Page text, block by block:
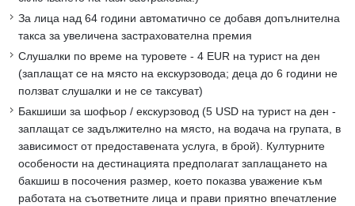
За лица над 64 години автоматично се добавя допълнителна
такса за увеличена застрахователна премия
Слушалки по време на туровете - 4 EUR на турист на ден
(заплащат се на място на екскурзовода; деца до 6 години не
ползват слушалки и не се таксуват)
Бакшиши за шофьор / екскурзовод (5 USD на турист на ден -
заплащат се задължително на място, на водача на групата, в
зависимост от предоставената услуга, в брой). Културните
особености на дестинацията предполагат заплащането на
бакшиш в посочения размер, което показва уважение към
работата на съответните лица и прави приятно впечатление